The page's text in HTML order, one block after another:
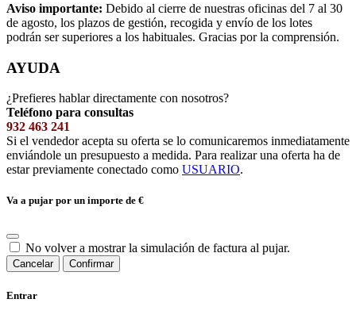
Aviso importante: Debido al cierre de nuestras oficinas del 7 al 30
de agosto, los plazos de gestión, recogida y envío de los lotes
podrán ser superiores a los habituales. Gracias por la comprensión.
AYUDA
¿Prefieres hablar directamente con nosotros?
Teléfono para consultas
932 463 241
Si el vendedor acepta su oferta se lo comunicaremos inmediatamente
enviándole un presupuesto a medida. Para realizar una oferta ha de
estar previamente conectado como USUARIO.
Va a pujar por un importe de €
No volver a mostrar la simulación de factura al pujar.
Cancelar Confirmar
Entrar